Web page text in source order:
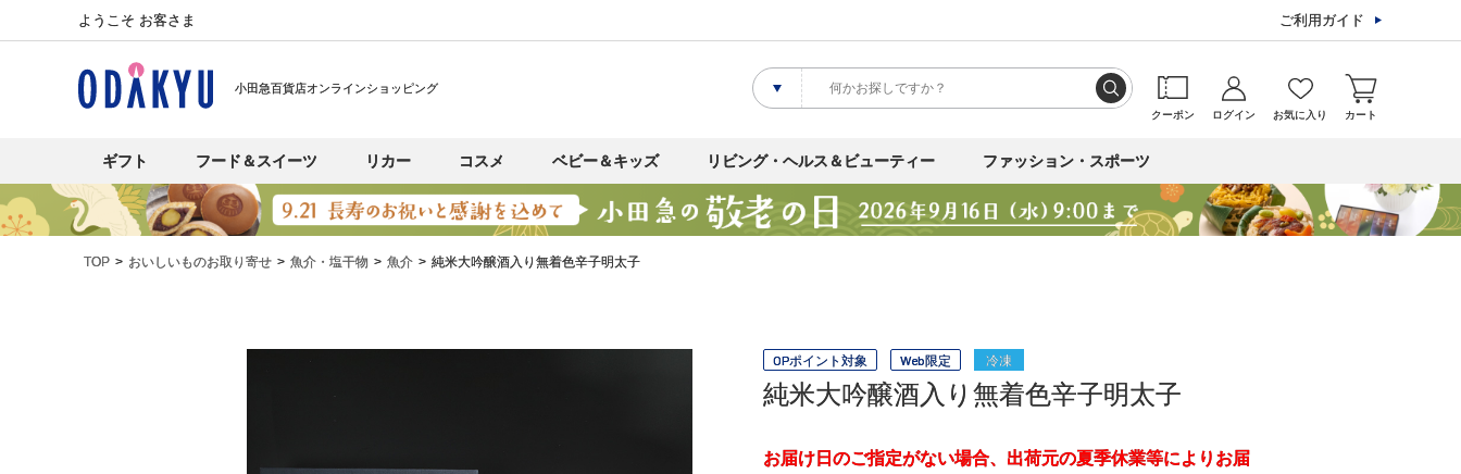
ようこそ お客さま ご利用ガイド
小田急百貨店オンラインショッピング
クーポン ログイン お気に入り カート
ギフト フード＆スイーツ リカー コスメ ベビー＆キッズ リビング・ヘルス＆ビューティー ファッション・スポーツ
TOP おいしいものお取り寄せ 魚介・塩干物 魚介 純米大吟醸酒入り無着色辛子明太子
OPポイント対象 Web限定 冷凍
純米大吟醸酒入り無着色辛子明太子
お届け日のご指定がない場合、出荷元の夏季休業等によりお届